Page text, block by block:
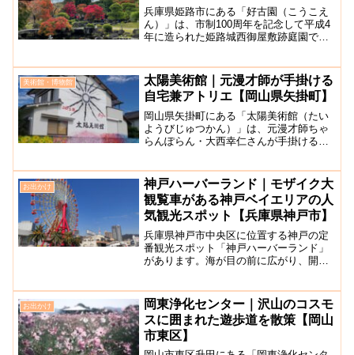
兵庫県姫路市にある「好古園（こうこえ
ん）」は、市制100周年を記念して平成4
年に造られた姫路城西御屋敷跡庭園で
坪という大きな敷地を持つ好古園は、御
屋敷の庭や姫路城西御...
美術館・博物館
太陽美術館｜元漫才師が手掛ける
自宅兼アトリエ【岡山県矢掛町】
岡山県矢掛町にある「太陽美術館（たい
ようびじゅつかん）」は、元漫才師ちゃ
らんぽらん・大西幸仁さんが手掛ける美
リエを美術館としてオープンしました。
美術館の建物は、空き...
お出かけ
神戸ハーバーランド｜モザイク大
観覧車がある神戸ベイエリアの人
気観光スポット【兵庫県神戸市】
兵庫県神戸市中央区に位置する神戸の定
番観光スポット「神戸ハーバーランド」
があります。海が目の前に広がり、開放
泉施設など大型複合施設が集結していま
すので1日中遊...
お出かけ
岡東浄化センター｜沢山のコスモ
スに囲まれた遊歩道を散策【岡山
市東区】